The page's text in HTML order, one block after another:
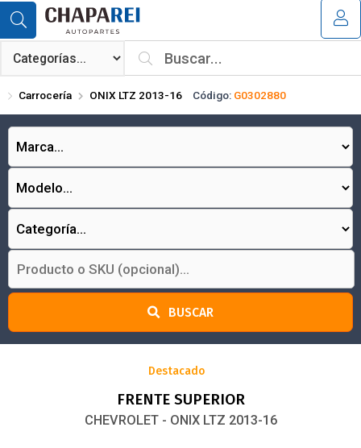
Compartir por email
¿Tienes cupón de descuento?
Carrocería ONIX LTZ 2013-16 Código: G0302880
BUSCAR
Destacado
FRENTE SUPERIOR
CHEVROLET - ONIX LTZ 2013-16